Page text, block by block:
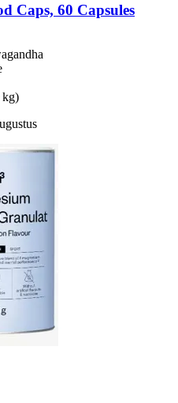
Caps, 60 Capsules
kg)